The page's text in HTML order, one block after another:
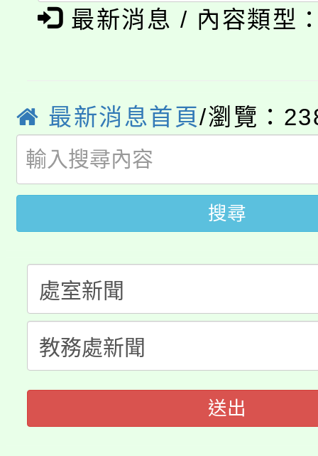
程
「本色祭」8/29、30在
局官網。
8月14至27日，桃園電
開!
115年桃園市運動會8/
田徑場及游泳池舉行。
桃園市低收入戶享有免
視費優惠，中低收入戶
半價優惠，詳情可洽有
者。
大園自造教育及科技中
份教師增能研習
大溪自造教育及科技中
份教師研習
淨零綠生活教案入校路
會
115年食農教育專業人
程
最新消息 / 內容類型
最新消息首頁/瀏覽：
搜尋
送出